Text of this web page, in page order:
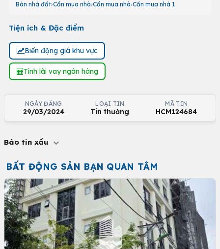
Bán nhà đất Cần mua nhà Cần mua nhà Cần mua nhà 1
Tiện ích & Đặc điểm
Biến động giá khu vực
Tính lãi vay ngân hàng
NGÀY ĐĂNG
29/03/2024
LOẠI TIN
Tin thường
MÃ TIN
HCM124684
Báo tin xấu
BẤT ĐỘNG SẢN BẠN QUAN TÂM